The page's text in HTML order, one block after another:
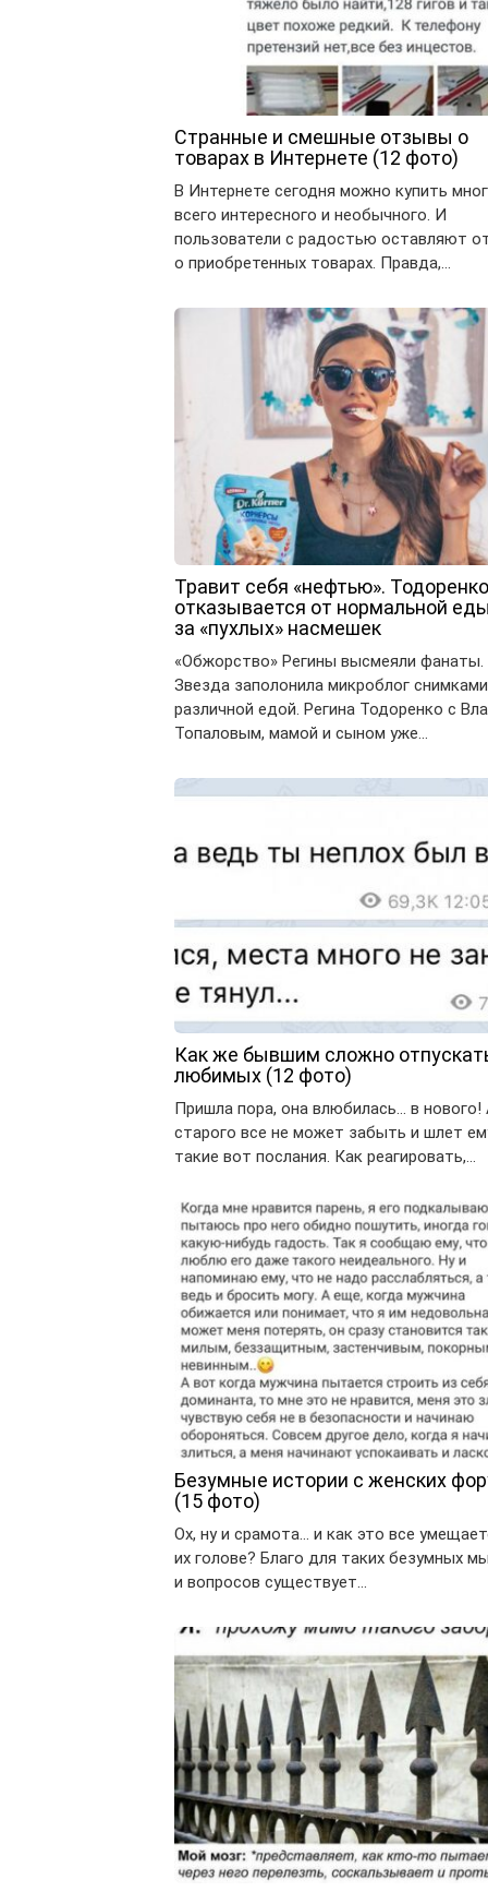
Странные и смешные отзывы о
товарах в Интернете (12 фото)
В Интернете сегодня можно купить
всего интересного и необычного. И
пользователи с радостью оставляют
о приобретенных товарах. Правда,…
Травит себя «нефтью». Тодоренко
отказывается от нормальной
за «пухлых» насмешек
«Обжорство» Регины высмеяли фанаты.
Звезда заполонила микроблог
различной едой. Регина Тодоренко с
Топаловым, мамой и сыном уже…
Как же бывшим сложно
любимых (12 фото)
Пришла пора, она влюбилась… в нового!
старого все не может забыть и шлет
такие вот послания. Как реагировать,…
Безумные истории с женских
(15 фото)
Ох, ну и срамота… и как это все
их голове? Благо для таких безумных
и вопросов существует…